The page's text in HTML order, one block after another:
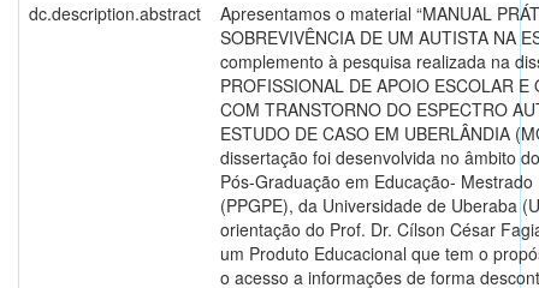
dc.description.abstract
Apresentamos o material “MANUAL
SOBREVIVÊNCIA DE UM AUTISTA NA
complemento à pesquisa realizada na
PROFISSIONAL DE APOIO ESCOLAR E
COM TRANSTORNO DO ESPECTRO
ESTUDO DE CASO EM UBERLÂNDIA
dissertação foi desenvolvida no âmbito
Pós-Graduação em Educação- Mestrado
(PPGPE), da Universidade de Uberaba
orientação do Prof. Dr. Cílson César
um Produto Educacional que tem o
o acesso a informações de forma